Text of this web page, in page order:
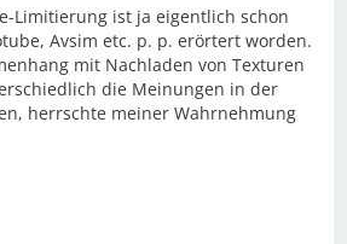
Limitierung ist ja eigentlich schon
Avsim etc. p. p. erörtert worden.
mit Nachladen von Texturen
die Meinungen in der
herrschte meiner Wahrnehmung